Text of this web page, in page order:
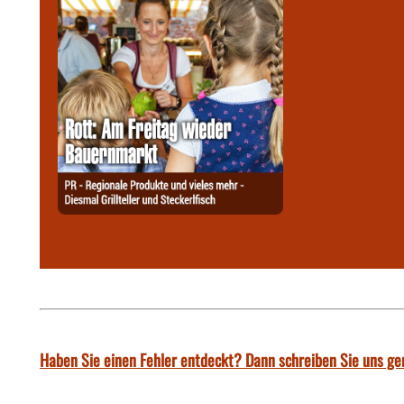
Haben Sie einen Fehler entdeckt? Dann schreiben Sie uns